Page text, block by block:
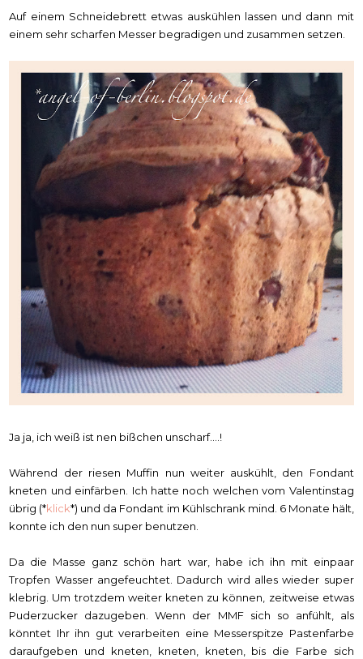
Auf einem Schneidebrett etwas auskühlen lassen und dann mit
einem sehr scharfen Messer begradigen und zusammen setzen.
Ja ja, ich weiß ist nen bißchen unscharf....!
Während der riesen Muffin nun weiter auskühlt, den Fondant
kneten und einfärben. Ich hatte noch welchen vom Valentinstag
übrig (*klick*) und da Fondant im Kühlschrank mind. 6 Monate hält,
konnte ich den nun super benutzen.
Da die Masse ganz schön hart war, habe ich ihn mit einpaar
Tropfen Wasser angefeuchtet. Dadurch wird alles wieder super
klebrig. Um trotzdem weiter kneten zu können, zeitweise etwas
Puderzucker dazugeben. Wenn der MMF sich so anfühlt, als
könntet Ihr ihn gut verarbeiten eine Messerspitze Pastenfarbe
daraufgeben und kneten, kneten, kneten, bis die Farbe sich